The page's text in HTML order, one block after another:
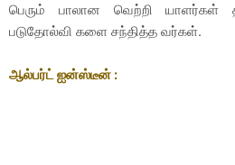
பெரும் பாலான வெற்றி
படுதோல்வி களை சந்தித்த வர்கள்.
ஆல்பர்ட் ஐன்ஸ்டீன் :